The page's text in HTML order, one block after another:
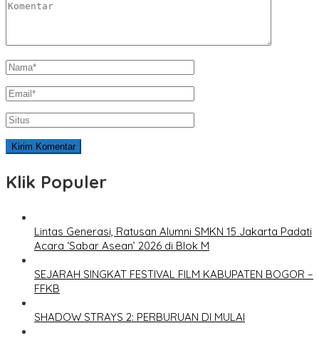
Klik Populer
Lintas Generasi, Ratusan Alumni SMKN 15 Jakarta Padati
Acara ‘Sabar Asean’ 2026 di Blok M
SEJARAH SINGKAT FESTIVAL FILM KABUPATEN BOGOR –
FFKB
SHADOW STRAYS 2: PERBURUAN DI MULAI